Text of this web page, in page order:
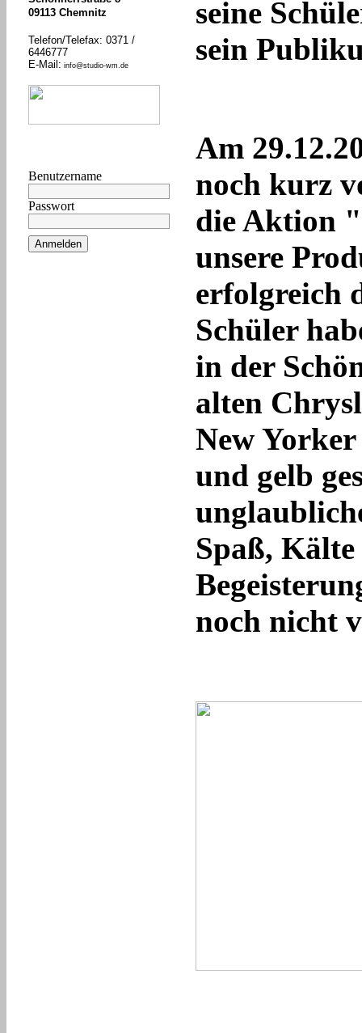
09113 Chemnitz
Telefon/Telefax: 0371 /
6446777
E-Mail: info@studio-wm.de
Benutzername
Passwort
Anmelden
seine
sein
Am
noch kurz
die Aktion
unsere
erfolgreich
Schüler
in der
alten
New
und gelb
Spaß, Kälte
noch nicht